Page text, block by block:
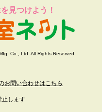
見つけよう！
Co., Ltd. All Rights Reserved.
お問い合わせはこちら
します